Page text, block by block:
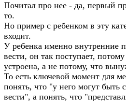
Почитал про нее - да, первый
то.
Но пример с ребенком в эту
входит.
У ребенка именно внутренние
вести, он так поступает,
устроена, а не потому, что
То есть ключевой момент для
понять, что "у него могут быть
вести", а понять, что